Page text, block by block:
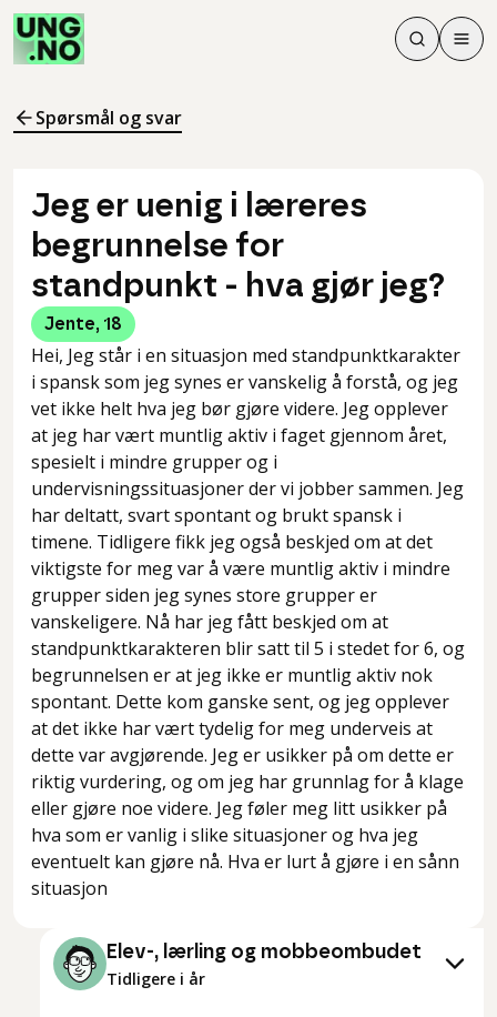
Søk
Søk
Meny
Spørsmål og svar
Jeg er uenig i læreres
begrunnelse for
standpunkt - hva gjør jeg?
Jente, 18
Hei, Jeg står i en situasjon med standpunktkarakter
i spansk som jeg synes er vanskelig å forstå, og jeg
vet ikke helt hva jeg bør gjøre videre. Jeg opplever
at jeg har vært muntlig aktiv i faget gjennom året,
spesielt i mindre grupper og i
undervisningssituasjoner der vi jobber sammen. Jeg
har deltatt, svart spontant og brukt spansk i
timene. Tidligere fikk jeg også beskjed om at det
viktigste for meg var å være muntlig aktiv i mindre
grupper siden jeg synes store grupper er
vanskeligere. Nå har jeg fått beskjed om at
standpunktkarakteren blir satt til 5 i stedet for 6, og
begrunnelsen er at jeg ikke er muntlig aktiv nok
spontant. Dette kom ganske sent, og jeg opplever
at det ikke har vært tydelig for meg underveis at
dette var avgjørende. Jeg er usikker på om dette er
riktig vurdering, og om jeg har grunnlag for å klage
eller gjøre noe videre. Jeg føler meg litt usikker på
hva som er vanlig i slike situasjoner og hva jeg
eventuelt kan gjøre nå. Hva er lurt å gjøre i en sånn
situasjon
Elev-, lærling og mobbeombudet
Tidligere i år